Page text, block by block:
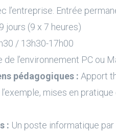
l’entreprise. Entrée
9 jours (9 x 7 heures)
/ 13h30-17h00
de l’environnement PC ou
pédagogiques : Apport
mises en
: Un poste informatique